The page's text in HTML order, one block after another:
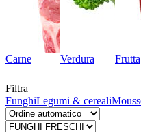
Carne Verdura Frutta
Filtra
FunghiLegumi & cereali